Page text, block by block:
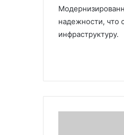
надежности, что
инфраструктуру.